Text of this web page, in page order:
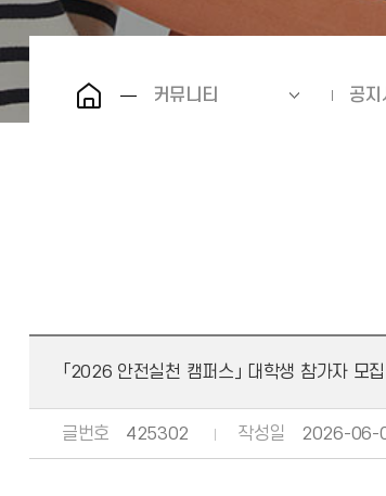
커뮤니티 공지
「2026 안전실천 캠퍼스」 대학생 참가자 모
글번호 425302 작성일 2026-06-